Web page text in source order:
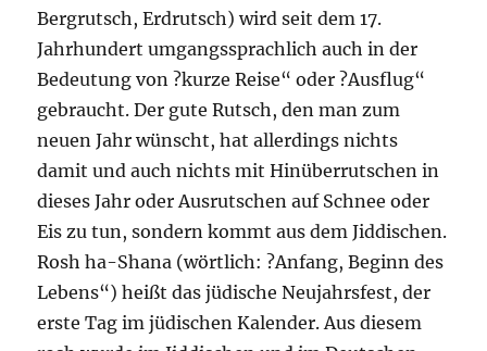
Bergrutsch, Erdrutsch) wird seit dem 17.
Jahrhundert umgangssprachlich auch in der
Bedeutung von ?kurze Reise“ oder ?Ausflug“
gebraucht. Der gute Rutsch, den man zum
neuen Jahr wünscht, hat allerdings nichts
damit und auch nichts mit Hinüberrutschen in
dieses Jahr oder Ausrutschen auf Schnee oder
Eis zu tun, sondern kommt aus dem Jiddischen.
Rosh ha-Shana (wörtlich: ?Anfang, Beginn des
Lebens“) heißt das jüdische Neujahrsfest, der
erste Tag im jüdischen Kalender. Aus diesem